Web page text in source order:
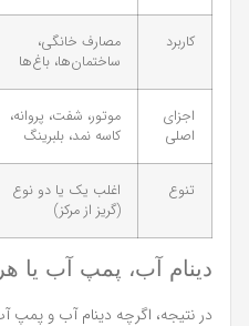
کاربرد
مصارف خانگی،
ساختمان‌ها، باغ‌ها
اجزای
اصلی
موتور، شفت، پروانه،
کاسه نمد، بلبرینگ
تنوع
اغلب یک یا دو نوع
(گریز از مرکز)
دینام آب، پمپ آب یا
در نتیجه، اگرچه دینام آب و پمپ